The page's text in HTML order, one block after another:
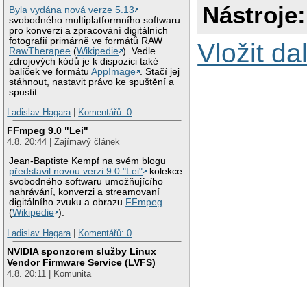
Byla vydána nová verze 5.13
svobodného multiplatformního softwaru
pro konverzi a zpracování digitálních
fotografií primárně ve formátů RAW
RawTherapee (Wikipedie ). Vedle
zdrojových kódů je k dispozici také
balíček ve formátuAppImage
. Stačí jej
stáhnout, nastavit právo ke spuštění a
spustit.
Ladislav Hagara| Komentářů: 0
FFmpeg 9.0 "Lei"
4.8. 20:44 | Zajímavý článek
Jean-Baptiste Kempf na svém blogu
představil novou verzi 9.0 "Lei"
kolekce
svobodného softwaru umožňujícího
nahrávání, konverzi a streamovaní
digitálního zvuku a obrazu FFmpeg
(Wikipedie ).
Ladislav Hagara| Komentářů: 0
NVIDIA sponzorem služby Linux
Vendor Firmware Service (LVFS)
4.8. 20:11 | Komunita
Nástroje:
Vložit